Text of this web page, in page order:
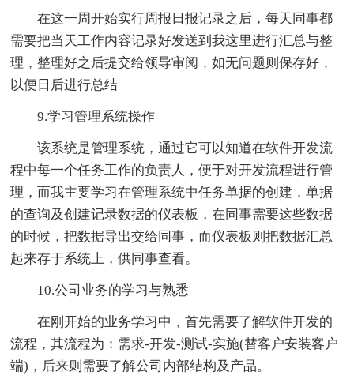
在这一周开始实行周报日报记录之后，每天同事都
需要把当天工作内容记录好发送到我这里进行汇总与整
理，整理好之后提交给领导审阅，如无问题则保存好，
以便日后进行总结
9.学习管理系统操作
该系统是管理系统，通过它可以知道在软件开发流
程中每一个任务工作的负责人，便于对开发流程进行管
理，而我主要学习在管理系统中任务单据的创建，单据
的查询及创建记录数据的仪表板，在同事需要这些数据
的时候，把数据导出交给同事，而仪表板则把数据汇总
起来存于系统上，供同事查看。
10.公司业务的学习与熟悉
在刚开始的业务学习中，首先需要了解软件开发的
流程，其流程为：需求-开发-测试-实施(替客户安装客户
端)，后来则需要了解公司内部结构及产品。